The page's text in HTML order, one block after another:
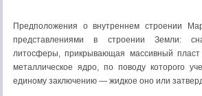
Предположения о внутреннем строении
представлениями в строении Земли:
литосферы, прикрывающая массивный
металлическое ядро, по поводу которого
единому заключению — жидкое оно или